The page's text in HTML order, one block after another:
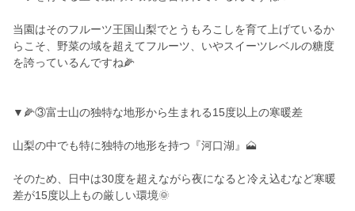
当園はそのフルーツ王国山梨でとうもろこしを育て上げているか
らこそ、野菜の域を超えてフルーツ、いやスイーツレベルの糖度
を誇っているんですね🌽
▼🌽③富士山の独特な地形から生まれる15度以上の寒暖差
山梨の中でも特に独特の地形を持つ『河口湖』🗻
そのため、日中は30度を超えながら夜になると冷え込むなど寒暖
差が15度以上もの厳しい環境🌞